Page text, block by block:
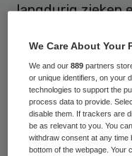
langdurig zieken
Die
bestuur hebben
in het
januari 2014
takenpakket van
We Care About Your
We and our889 partners
or unique identifiers, on your
technologies to support the
process data to provide.
disable them. If trackers are
be as relevant to you. You
withdraw consent at any time
bottom of the webpage. Your